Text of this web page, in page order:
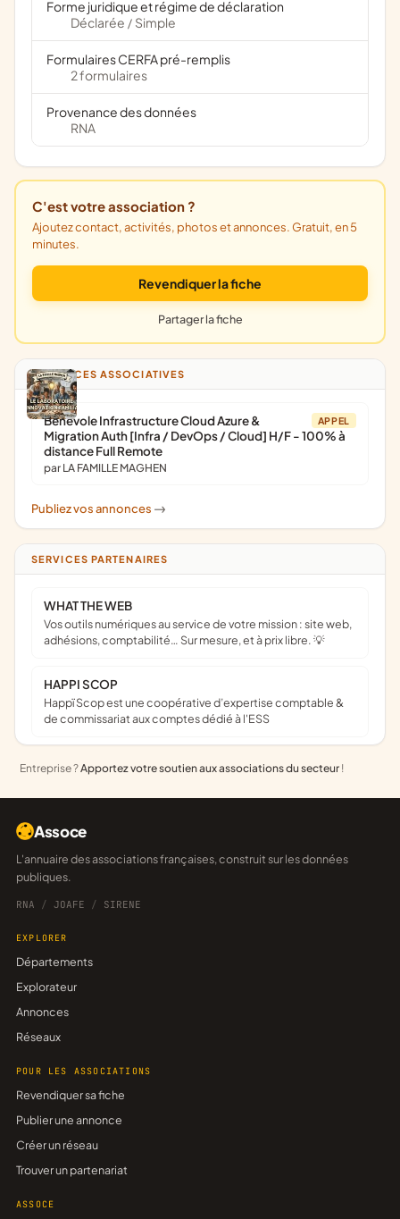
Forme juridique et régime de déclaration
Déclarée / Simple
Formulaires CERFA pré-remplis
2 formulaires
Provenance des données
RNA
C'est votre association ?
Ajoutez contact, activités, photos et annonces. Gratuit, en 5
minutes.
Revendiquer la fiche
Partager la fiche
ANNONCES ASSOCIATIVES
APPEL
Bénévole Infrastructure Cloud Azure &
Migration Auth [Infra / DevOps / Cloud] H/F - 100% à
distance Full Remote
par LA FAMILLE MAGHEN
Publiez vos annonces ->
SERVICES PARTENAIRES
WHAT THE WEB
Vos outils numériques au service de votre mission : site web,
adhésions, comptabilité… Sur mesure, et à prix libre. 💡
HAPPI SCOP
Happï Scop est une coopérative d’expertise comptable &
de commissariat aux comptes dédié à l'ESS
Entreprise ?Apportez votre soutien aux associations du secteur !
Assoce
L'annuaire des associations françaises, construit sur les données
publiques.
RNA / JOAFE / SIRENE
EXPLORER
Départements
Explorateur
Annonces
Réseaux
POUR LES ASSOCIATIONS
Revendiquer sa fiche
Publier une annonce
Créer un réseau
Trouver un partenariat
ASSOCE